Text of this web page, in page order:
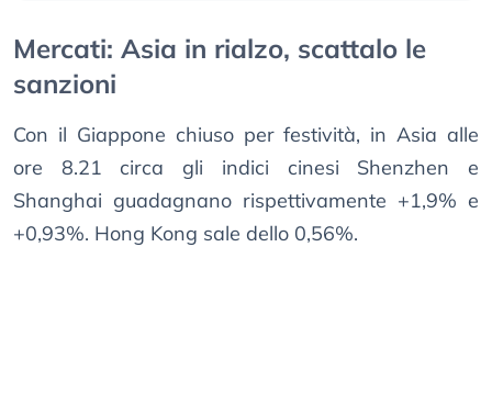
Mercati: Asia in rialzo, scattalo le
sanzioni
Con il Giappone chiuso per festività, in Asia alle
ore 8.21 circa gli indici cinesi Shenzhen e
Shanghai guadagnano rispettivamente +1,9% e
+0,93%. Hong Kong sale dello 0,56%.